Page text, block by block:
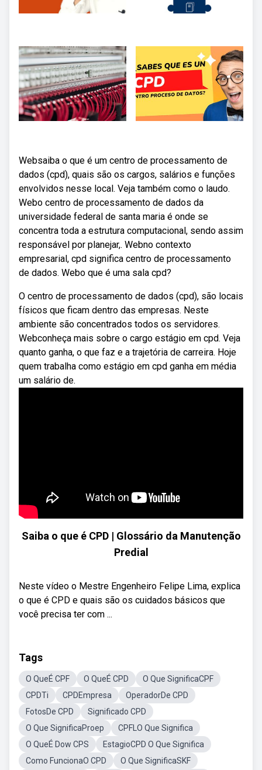
Websaiba o que é um centro de processamento de
dados (cpd), quais são os cargos, salários e funções
envolvidos nesse local. Veja também como o laudo.
Webo centro de processamento de dados da
universidade federal de santa maria é onde se
concentra toda a estrutura computacional, sendo assim
responsável por planejar,. Webno contexto
empresarial, cpd significa centro de processamento
de dados. Webo que é uma sala cpd?
O centro de processamento de dados (cpd), são locais
físicos que ficam dentro das empresas. Neste
ambiente são concentrados todos os servidores.
Webconheça mais sobre o cargo estágio em cpd. Veja
quanto ganha, o que faz e a trajetória de carreira. Hoje
quem trabalha como estágio em cpd ganha em média
um salário de.
Saiba o que é CPD | Glossário da Manutenção
Predial
Neste vídeo o Mestre Engenheiro Felipe Lima, explica
o que é CPD e quais são os cuidados básicos que
você precisa ter com ...
Tags
O QueÉ CPF O QueÉ CPD
O Que SignificaCPF
CPDTi
CPDEmpresa
OperadorDe CPD
FotosDe CPD
Significado CPD
O Que SignificaProep
CPFLO Que Significa
O QueÉ Dow CPS
EstagioCPD O Que Significa
Como FuncionaO CPD
O Que SignificaSKF